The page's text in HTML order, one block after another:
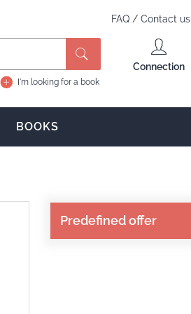
FAQ / Contact us
I'm looking for a book
Connection
BOOKS
Predefined offer